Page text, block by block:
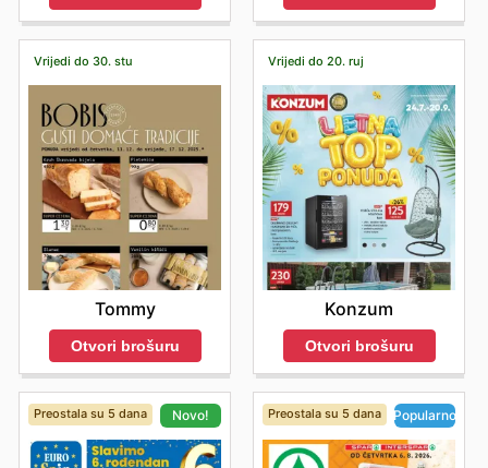
ponude na internetskoj stranici te da ostanu informirani
o novim proizvodima i vremenski ograničenim
popustima koji osiguravaju maksimalnu uštedu.
exclusive offers from top brands.
Vrijedi do 30. stu
Tommy
Otvori brošuru
Vrijedi do 20. ruj
Konzum
Otvori brošuru
Preostala su 5 dana Novo! Preostala su 5 dana Popularno